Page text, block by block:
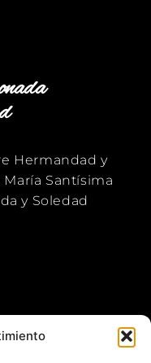
Hermandad y
Santísima
y Soledad